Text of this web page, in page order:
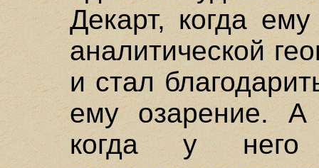
Декарт, когда
аналитической
и стал
ему озарение. А
когда у него